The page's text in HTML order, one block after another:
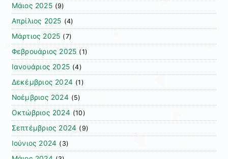
Μάιος 2025(9)
Απρίλιος 2025 (4)
Μάρτιος 2025 (7)
Φεβρουάριος 2025 (1)
Ιανουάριος 2025 (4)
Δεκέμβριος 2024 (1)
Νοέμβριος 2024 (5)
Οκτώβριος 2024 (10)
Σεπτέμβριος 2024 (9)
Ιούνιος 2024 (3)